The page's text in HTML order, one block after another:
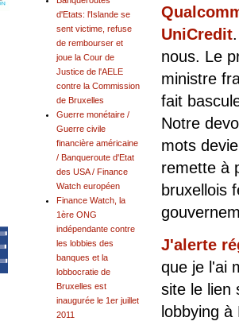
UniCredit
nous. Le
ministre
fait
Notre
mots
remette à
bruxellois
J'alerte
que je l'ai
site le lien
lobbying
d'Etats: l'Islande se
sent victime, refuse
de rembourser et
joue la Cour de
Justice de l'AELE
contre la Commission
de Bruxelles
Guerre monétaire /
Guerre civile
financière américaine
/ Banqueroute d'Etat
des USA / Finance
Watch européen
Finance Watch, la
1ère ONG
indépendante contre
les lobbies des
banques et la
lobbocratie de
Bruxelles est
inaugurée le 1er juillet
2011